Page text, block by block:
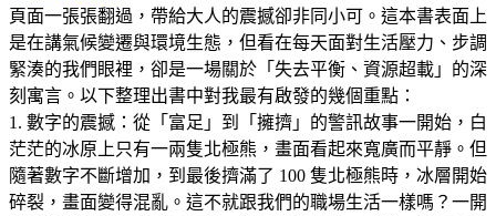
頁面一張張翻過，帶給大人的震撼卻非同小可。這本書表面上
是在講氣候變遷與環境生態，但看在每天面對生活壓力、步調
緊湊的我們眼裡，卻是一場關於「失去平衡、資源超載」的深
刻寓言。以下整理出書中對我最有啟發的幾個重點：
1. 數字的震撼：從「富足」到「擁擠」的警訊故事一開始，白
茫茫的冰原上只有一兩隻北極熊，畫面看起來寬廣而平靜。但
隨著數字不斷增加，到最後擠滿了 100 隻北極熊時，冰層開始
碎裂，畫面變得混亂。這不就跟我們的職場生活一樣嗎？一開